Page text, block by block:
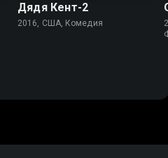
Дядя Кент-2
2016, США, Комедия